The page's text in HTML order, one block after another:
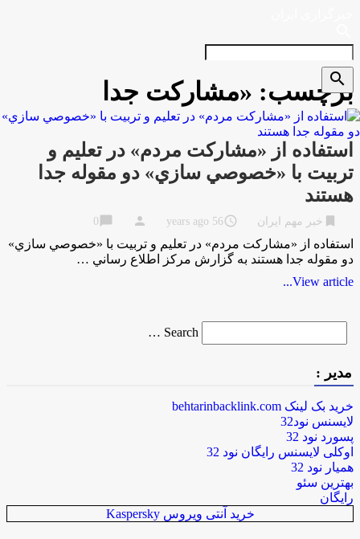
برچسب: «مشاركت جدا
استفاده از «مشاركت مردم» در تعليم و
تربيت با «خصوصي سازي» دو مقوله جدا
هستند
خبر مهم ایران access_time
56 years ago
person
chat_bubble
استفاده از «مشاركت مردم» در تعليم و تربيت با «خصوصي سازي»
دو مقوله جدا هستند به گزارش مركز اطلاع رساني …
View article...
for
Search …
search
مدیر :
خرید بک لینک behtarinbacklink.com
لایسنس نود32
پسورد نود 32
اوکلی لایسنس رایگان نود 32
همیار نود 32
بهترین سئو
رایگان
خرید آنتی ویروس Kaspersky